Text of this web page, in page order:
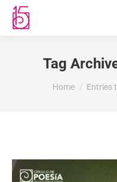
Tag
You are here:
Home Entries